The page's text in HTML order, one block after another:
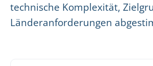
technische Komplexität,
Länderanforderungen